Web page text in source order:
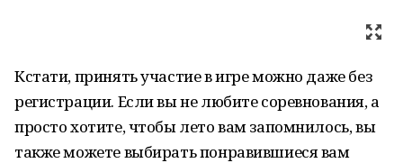
Кстати, принять участие в игре можно даже без
регистрации. Если вы не любите соревнования, а
просто хотите, чтобы лето вам запомнилось, вы
также можете выбирать понравившиеся вам